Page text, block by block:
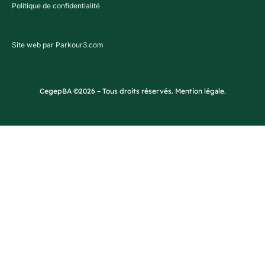
Politique de confidentialité
Site web par Parkour3.com
CegepBA ©2026 – Tous droits réservés. Mention légale.